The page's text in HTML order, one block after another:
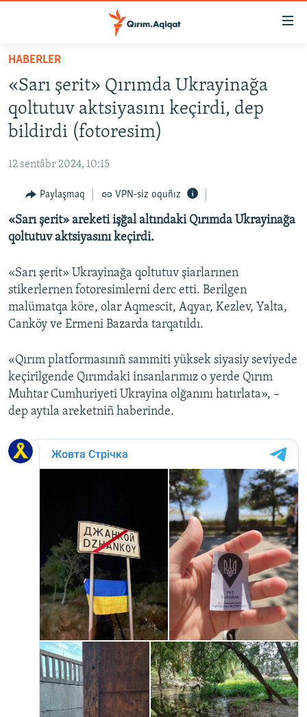
Esas
qaytmaq
Baş
navigatsiyağa
qaytmaq
Qıdıruvğa
SİYASET
İQTİSADİYAT
MEDENİYET
İNSAN AQLARI
VİDEO
SÜRET
BLOGLAR
FİKİR
Русский
Українською
QOŞULIÑIZ!
RFE/RS bütün saytları
HABERLER
«Sarı şerit» Qırımda Ukrayinağa
qoltutuv aktsiyasını keçirdi, dep
bildirdi (fotoresim)
12 sentâbr 2024, 10:15
Paylaşmaq VPN-siz oquñız
«Sarı şerit» areketi işğal altındaki Qırımda Ukrayinağa
qoltutuv aktsiyasını keçirdi.
«Sarı şerit» Ukrayinağa qoltutuv şiarlarınen
stikerlernen fotoresimlerni derc etti. Berilgen
malümatqa köre, olar Aqmescit, Aqyar, Kezlev, Yalta,
Canköy ve Ermeni Bazarda tarqatıldı.
«Qırım platformasınıñ sammiti yüksek siyasiy seviyede
keçirilgende Qırımdaki insanlarımız o yerde Qırım
Muhtar Cumhuriyeti Ukrayina olğanını hatırlata», –
dep aytıla areketniñ haberinde.